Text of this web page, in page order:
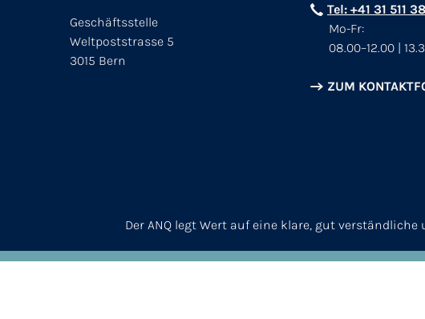
Geschäftsstelle
Weltpoststrasse 5
3015 Bern
Tel: +41 31 511
Mo-Fr:
08.00–12.00 |
ZUM
Der ANQ legt Wert auf eine klare, gut